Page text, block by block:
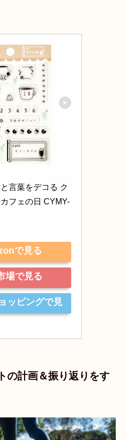
言葉をデコる ク
フェの日 CYMY-
で見る
場で見る
ッピングで見
計画＆振り返りをす